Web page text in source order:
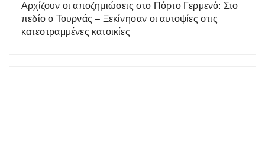
Αρχίζουν οι αποζημιώσεις στο Πόρτο Γερμενό: Στο
πεδίο ο Τουρνάς – Ξεκίνησαν οι αυτοψίες στις
κατεστραμμένες κατοικίες